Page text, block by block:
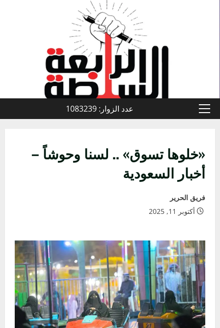
القائمة
عدد الزوار: 1083239
«خلوها تسوق» .. لسنا وحوشاً –
أخبار السعودية
فريق الحرير
أكتوبر 11, 2025